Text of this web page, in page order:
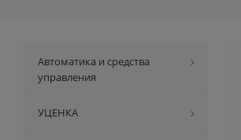
Автоматика и средства
управления
УЦЕНКА